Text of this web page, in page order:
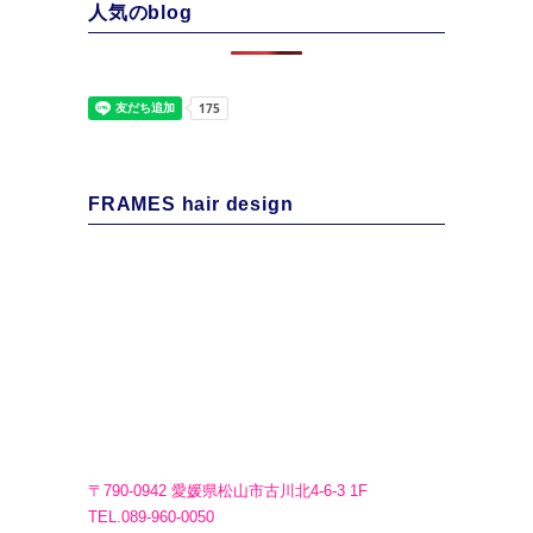
人気のblog
FRAMES hair design
〒790-0942 愛媛県松山市古川北4-6-3 1F
TEL.089-960-0050